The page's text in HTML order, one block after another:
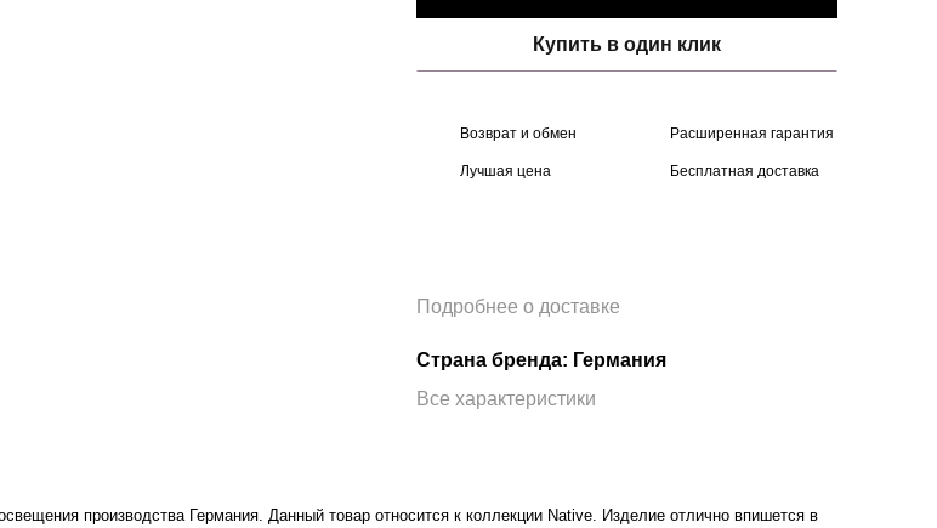
Купить в один клик
Возврат и обмен Расширенная гарантия
Лучшая цена Бесплатная доставка
Подробнее о доставке
Страна бренда: Германия
Все характеристики
производства Германия. Данный товар относится к коллекции Native. Изделие отлично впишется в